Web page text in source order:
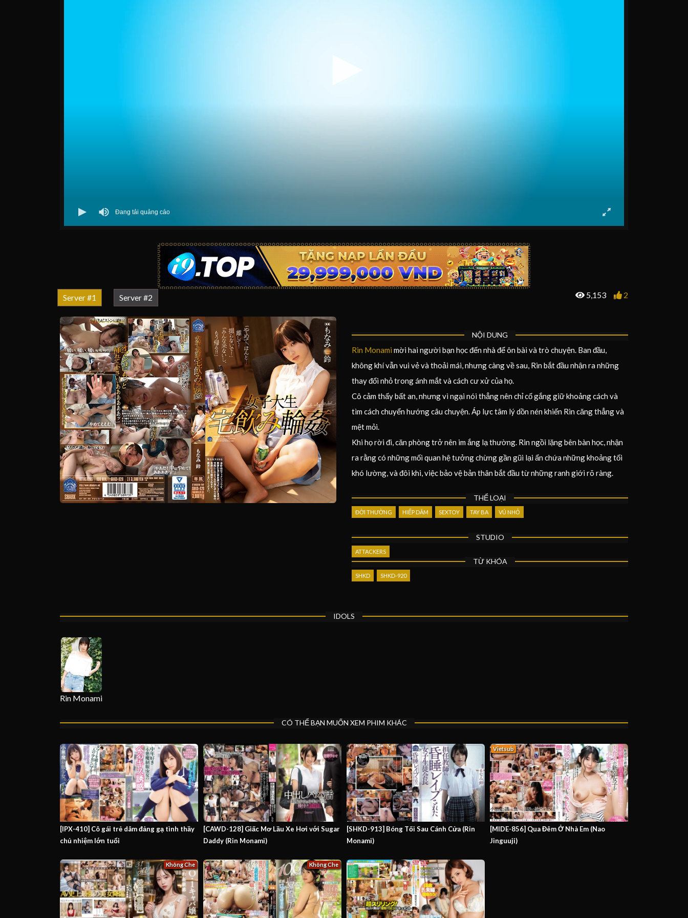
Server #1 Server #2 5,153 2
NỘI DUNG
Rin Monami mời hai người bạn học đến nhà để ôn bài và trò chuyện. Ban đầu,
không khí vẫn vui vẻ và thoải mái, nhưng càng về sau, Rin bắt đầu nhận ra những
thay đổi nhỏ trong ánh mắt và cách cư xử của họ.
Cô cảm thấy bất an, nhưng vì ngại nói thẳng nên chỉ cố gắng giữ khoảng cách và
tìm cách chuyển hướng câu chuyện. Áp lực tâm lý dồn nén khiến Rin căng thẳng và
mệt mỏi.
Khi họ rời đi, căn phòng trở nên im ắng lạ thường. Rin ngồi lặng bên bàn học, nhận
ra rằng có những mối quan hệ tưởng chừng gần gũi lại ẩn chứa những khoảng tối
khó lường, và đôi khi, việc bảo vệ bản thân bắt đầu từ những ranh giới rõ ràng.
THỂ LOẠI
ĐỜI THƯỜNG HIẾP DÂM SEXTOY TAY BA VÚ NHỎ
STUDIO
ATTACKERS
TỪ KHÓA
SHKD SHKD-920
IDOLS
Rin Monami
CÓ THỂ BẠN MUỐN XEM PHIM KHÁC
[IPX-410] Cô gái trẻ dâm đảng gạ tình thầy
chủ nhiệm lớn tuổi
[CAWD-128] Giấc Mơ Lầu Xe Hơi với Sugar
Daddy (Rin Monami)
[SHKD-913] Bóng Tối Sau Cánh Cửa (Rin
Monami)
[MIDE-856] Qua Đêm Ở Nhà Em (Nao
Jinguuji)
Vietsub
Không Che Không Che